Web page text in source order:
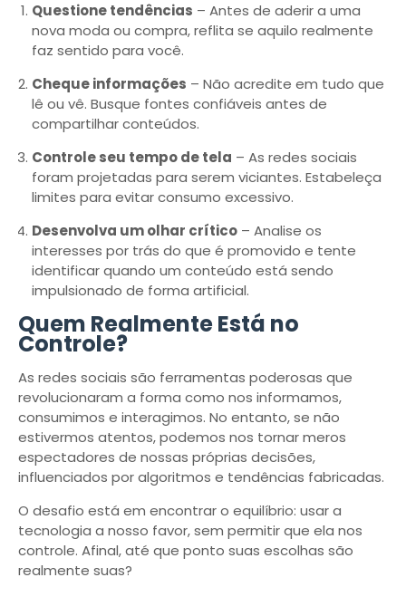
Questione tendências – Antes de aderir a uma
nova moda ou compra, reflita se aquilo realmente
faz sentido para você.
Cheque informações – Não acredite em tudo que
lê ou vê. Busque fontes confiáveis antes de
compartilhar conteúdos.
Controle seu tempo de tela – As redes sociais
foram projetadas para serem viciantes. Estabeleça
limites para evitar consumo excessivo.
Desenvolva um olhar crítico – Analise os
interesses por trás do que é promovido e tente
identificar quando um conteúdo está sendo
impulsionado de forma artificial.
Quem Realmente Está no
Controle?
As redes sociais são ferramentas poderosas que
revolucionaram a forma como nos informamos,
consumimos e interagimos. No entanto, se não
estivermos atentos, podemos nos tornar meros
espectadores de nossas próprias decisões,
influenciados por algoritmos e tendências fabricadas.
O desafio está em encontrar o equilíbrio: usar a
tecnologia a nosso favor, sem permitir que ela nos
controle. Afinal, até que ponto suas escolhas são
realmente suas?